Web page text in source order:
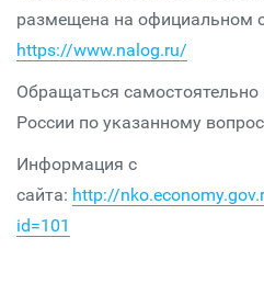
размещена на официальном
https://www.nalog.ru/
Обращаться
России по указанному
Информация с
сайта: http://
id=101